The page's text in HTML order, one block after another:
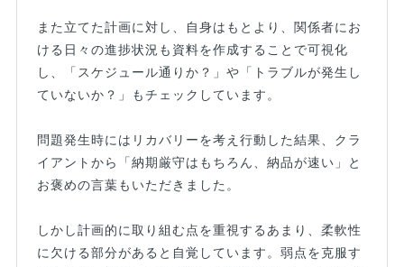
また立てた計画に対し、自身はもとより、関係者にお
ける日々の進捗状況も資料を作成することで可視化
し、「スケジュール通りか？」や「トラブルが発生し
ていないか？」もチェックしています。
問題発生時にはリカバリーを考え行動した結果、クラ
イアントから「納期厳守はもちろん、納品が速い」と
お褒めの言葉もいただきました。
しかし計画的に取り組む点を重視するあまり、柔軟性
に欠ける部分があると自覚しています。弱点を克服す